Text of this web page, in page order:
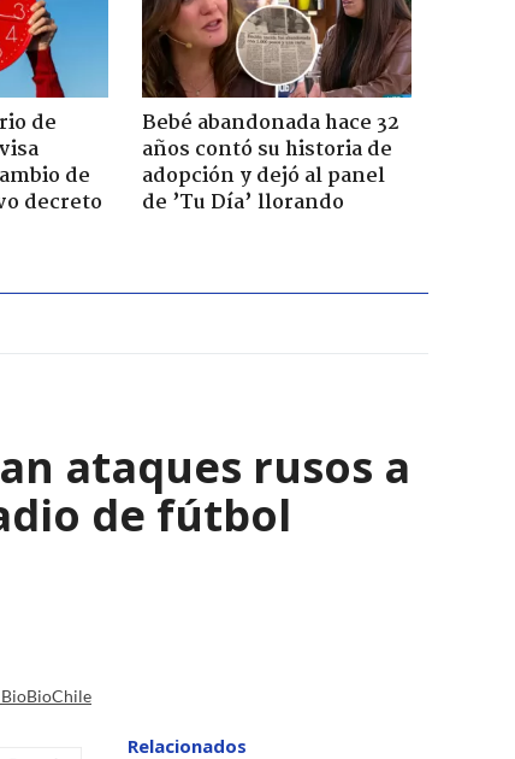
de
de
decreto
Bebé abandonada hace 32
años contó su historia de
adopción y dejó al panel
de ’Tu Día’ llorando
ataques rusos a
de fútbol
Relacionados